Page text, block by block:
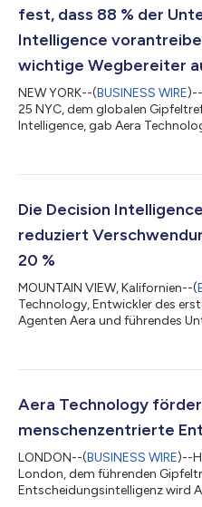
fest, dass 88 % der
Intelligence
wichtige Wegbereiter
NEW YORK--(BUSINESS WIRE
25 NYC, dem globalen
Intelligence, gab Aera
arbeiten, planen und im
Wendepunkt, da Unternehmen
hinausgehen und intelligente...
Die Decision
reduziert
20 %
MOUNTAIN VIEW, Kalifornien--(
Technology, Entwickler des
Agenten Aera und führendes
Wertschöpfungskette zu
Entscheidungen in Echtzeit, die
Veralterung reduzieren – von
Aera Technology
menschenzentrierte
LONDON--(BUSINESS WIRE)--
London, dem führenden
Entscheidungsintelligenz wird